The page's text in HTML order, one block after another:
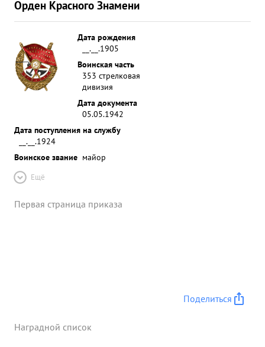
Орден Красного Знамени
Дата рождения
__.__.1905
Воинская часть
353 стрелковая
дивизия
Дата документа
05.05.1942
Дата поступления на службу
__.__.1924
Воинское звание майор
Ещё
Первая страница приказа
Поделиться
Наградной список